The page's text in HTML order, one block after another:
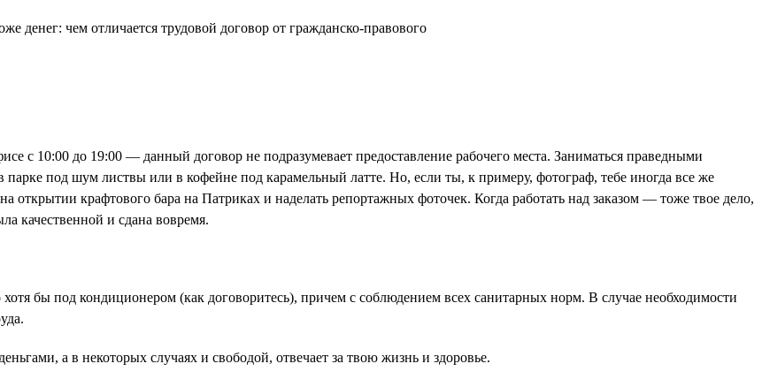
с 10:00 до 19:00 — данный договор не подразумевает предоставление рабочего места. Заниматься праведными
парке под шум листвы или в кофейне под карамельный латте. Но, если ты, к примеру, фотограф, тебе иногда все же
открытии крафтового бара на Патриках и наделать репортажных фоточек. Когда работать над заказом — тоже твое дело,
качественной и сдана вовремя.
хотя бы под кондиционером (как договоритесь), причем с соблюдением всех санитарных норм. В случае необходимости
а в некоторых случаях и свободой, отвечает за твою жизнь и здоровье.